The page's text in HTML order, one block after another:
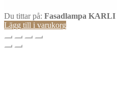
Du tittar på: Fasadlampa KARLI
Lägg till i varukorg